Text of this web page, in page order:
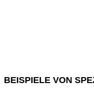
BEISPIELE VON